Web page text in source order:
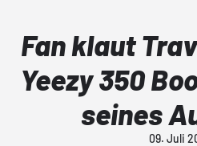
Fan klaut
Yeezy 350
seines
09. Juli